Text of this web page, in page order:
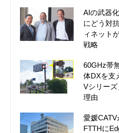
AIの武器
にどう対
ィネット
戦略
60GHz帯
体DXを支
Vシリー
理由
愛媛
FTTHに